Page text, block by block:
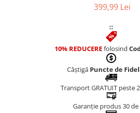
399,99 Lei
::
10% REDUCEREfolosind
Câștigă Puncte de
Transport GRATUIT peste
Garanție produs 30 de